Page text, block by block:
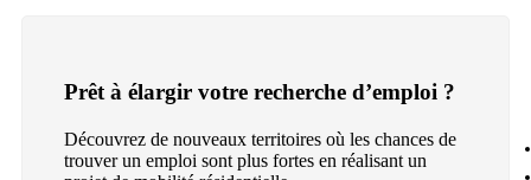
Prêt à élargir votre recherche d’emploi ?
Découvrez de nouveaux territoires où les chances de
trouver un emploi sont plus fortes en réalisant un